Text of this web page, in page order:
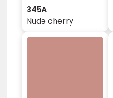
345A
Nude cherry